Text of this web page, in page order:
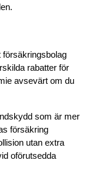
rabatter för
avsevärt om du
som är mer
försäkring
utan extra
oförutsedda